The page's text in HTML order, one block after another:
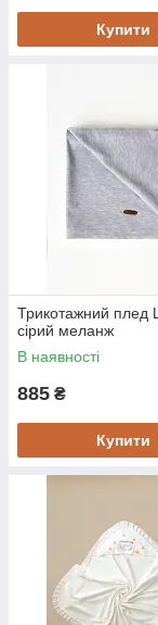
Купити
Трикотажний плед
сірий меланж
В наявності
885 ₴
Купити